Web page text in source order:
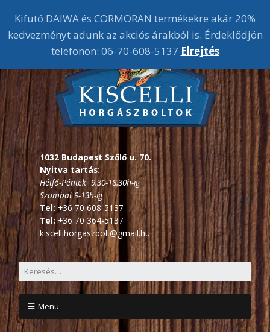
1032 Budapest Szőlő u. 70.
Nyitva tartás:
Hétfő-Péntek 9.30-18.30h-ig
Szombat 9-13h-ig
Tel:+36 70 608-5137
Tel: +36 70 364-5137
kiscellihorgaszbolt@gmail.hu
Menü
Kifutó DAIWA és CORMORAN termékekre akár 20%
kedvezményt adunk az akciós árakból is. Érdeklődjön
telefonon: 06-70-608-5137 Elrejtés